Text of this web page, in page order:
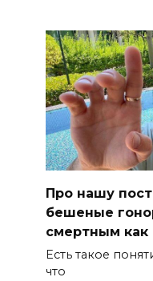
Про нашу
бешеные
смертным как
Есть такое
что